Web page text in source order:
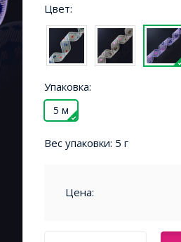
Цвет:
Упаковка:
5 м
Вес упаковки: 5 г
Цена: